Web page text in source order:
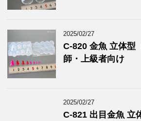
2025/02/27
C-820 金魚 立体型
師・上級者向け
2025/02/27
C-821 出目金魚 立